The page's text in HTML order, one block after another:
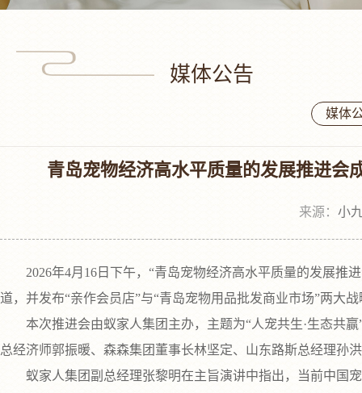
媒体公告
媒体
青岛宠物经济高水平质量的发展推进会
来源： 小
2026年4月16日下午，“青岛宠物经济高水平质量的发展推
道，并发布“亲作会员店”与“青岛宠物用品批发商业市场”两大
本次推进会由蚁家人集团主办，主题为“人宠共生·生态共赢
总经济师郭振暖、森森集团董事长林坚定、山东路斯总经理孙
蚁家人集团副总经理张黎明在主旨演讲中指出，当前中国宠